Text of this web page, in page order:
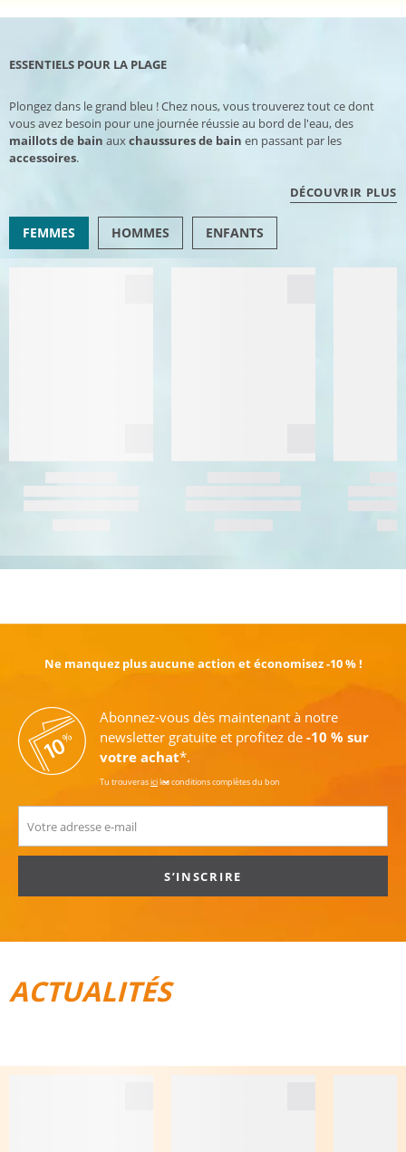
ESSENTIELS POUR LA PLAGE
Plongez dans le grand bleu ! Chez nous, vous trouverez tout ce dont
vous avez besoin pour une journée réussie au bord de l'eau, des
maillots de bain auxchaussures de bain en passant par les
accessoires.
DÉCOUVRIR PLUS
FEMMES HOMMES ENFANTS
Ne manquez plus aucune action et économisez -10 % !
Abonnez-vous dès maintenant à notre
newsletter gratuite et profitez de -10 % sur
votre achat*.
Tu trouverasiciles conditions complètes du bon
S’INSCRIRE
ACTUALITÉS